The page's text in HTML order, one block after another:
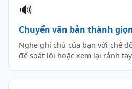
🔊
Chuyển văn bản thành
Nghe ghi chú của bạn với chế
để soát lỗi hoặc xem lại rảnh